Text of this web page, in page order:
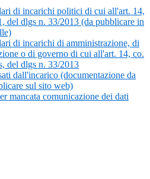
di incarichi politici di cui all'art. 14,
del dlgs n. 33/2013 (da pubblicare in
di incarichi di amministrazione, di
o di governo di cui all'art. 14, co.
del dlgs n. 33/2013
dall'incarico (documentazione da
sul sito web)
mancata comunicazione dei dati